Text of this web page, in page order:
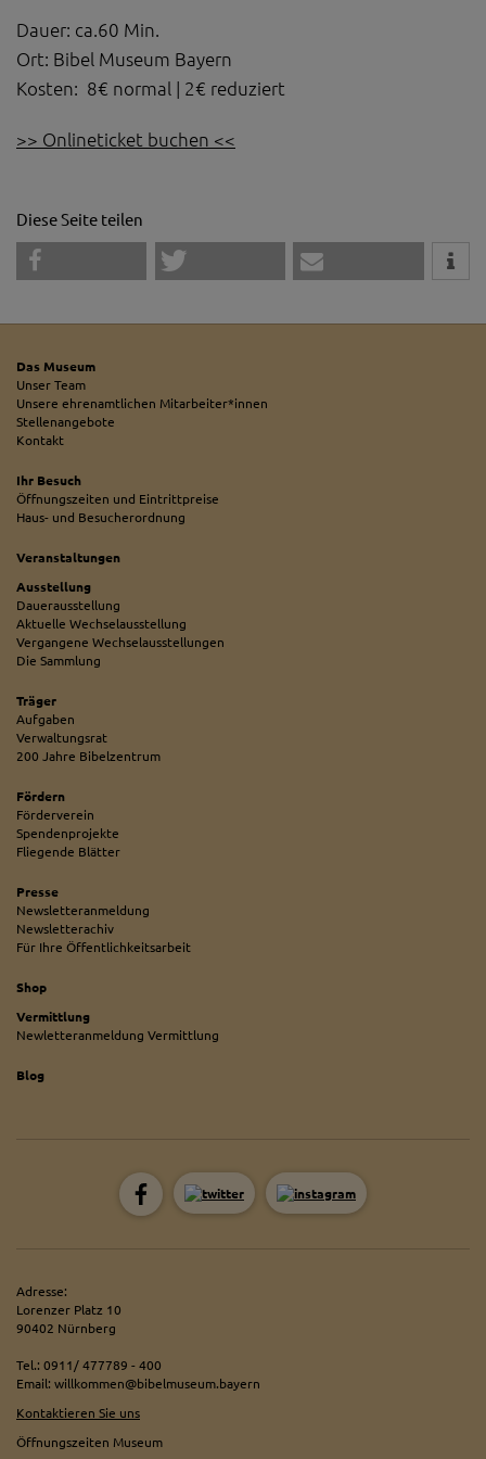
Dauer: ca.60 Min.
Ort: Bibel Museum Bayern
Kosten: 8€ normal | 2€ reduziert
>> Onlineticket buchen <<
Diese Seite teilen
Das Museum
Unser Team
Unsere ehrenamtlichen Mitarbeiter*innen
Stellenangebote
Kontakt
Ihr Besuch
Öffnungszeiten und Eintrittpreise
Haus- und Besucherordnung
Veranstaltungen
Ausstellung
Dauerausstellung
Aktuelle Wechselausstellung
Vergangene Wechselausstellungen
Die Sammlung
Träger
Aufgaben
Verwaltungsrat
200 Jahre Bibelzentrum
Fördern
Förderverein
Spendenprojekte
Fliegende Blätter
Presse
Newsletteranmeldung
Newsletterachiv
Für Ihre Öffentlichkeitsarbeit
Shop
Vermittlung
Newletteranmeldung Vermittlung
Blog
Adresse:
Lorenzer Platz 10
90402 Nürnberg
Tel.: 0911/ 477789 - 400
Email: willkommen@bibelmuseum.bayern
Kontaktieren Sie uns
Öffnungszeiten Museum